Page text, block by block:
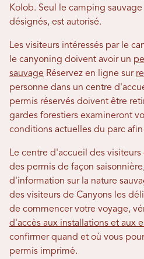
Kolob. Seul le camping
désignés, est autorisé.
Les visiteurs intéressés par le
le canyoning doivent avoir un
sauvage Réservez en ligne sur
personne dans un centre
permis réservés doivent être
gardes forestiers examineront
conditions actuelles du parc
Le centre d'accueil des
des permis de façon
d'information sur la nature
des visiteurs de Canyons les
de commencer votre voyage,
d'accès aux installations et aux
confirmer quand et où vous
permis imprimé.